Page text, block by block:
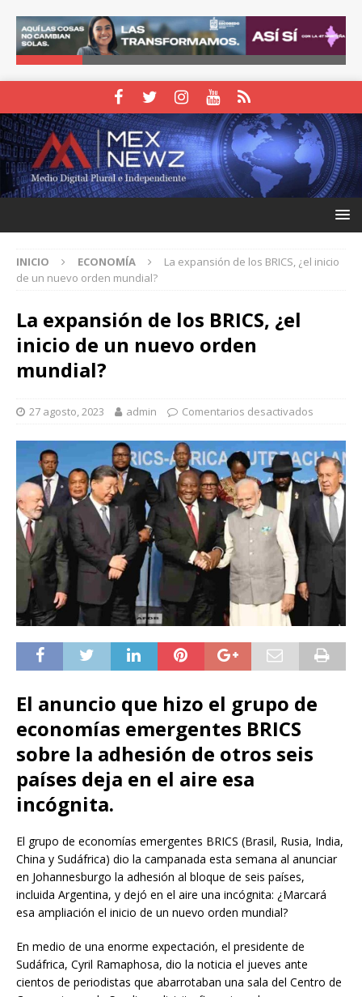
INICIO ECONOMÍA
La expansión de los BRICS, ¿el inicio
de un nuevo orden mundial?
La expansión de los BRICS, ¿el
inicio de un nuevo orden
mundial?
27 agosto, 2023 admin Comentarios desactivados
El anuncio que hizo el grupo de
economías emergentes BRICS
sobre la adhesión de otros seis
países deja en el aire esa
incógnita.
El grupo de economías emergentes BRICS (Brasil, Rusia, India,
China y Sudáfrica) dio la campanada esta semana al anunciar
en Johannesburgo la adhesión al bloque de seis países,
incluida Argentina, y dejó en el aire una incógnita: ¿Marcará
esa ampliación el inicio de un nuevo orden mundial?
En medio de una enorme expectación, el presidente de
Sudáfrica, Cyril Ramaphosa, dio la noticia el jueves ante
cientos de periodistas que abarrotaban una sala del Centro de